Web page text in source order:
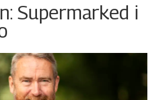
Supermarked i